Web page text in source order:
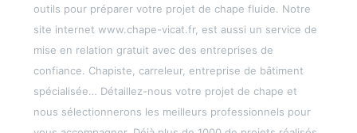
outils pour préparer votre projet de chape fluide. Notre
site internet www.chape-vicat.fr, est aussi un service de
mise en relation gratuit avec des entreprises de
confiance. Chapiste, carreleur, entreprise de bâtiment
spécialisée… Détaillez-nous votre projet de chape et
nous sélectionnerons les meilleurs professionnels pour